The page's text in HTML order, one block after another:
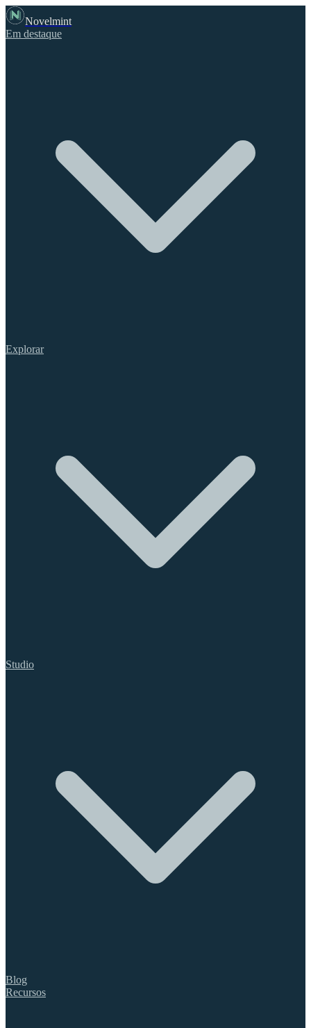
Novelmint
Em destaque
Explorar
Studio
Blog
Recursos